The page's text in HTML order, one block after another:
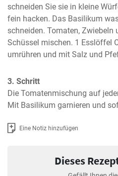
schneiden Sie sie in kleine
fein hacken. Das Basilikum
schneiden. Tomaten, Zwiebeln
Schüssel mischen. 1 Esslöffel
umrühren und mit Salz und
3. Schritt
Die Tomatenmischung auf
Mit Basilikum garnieren und
Eine Notiz hinzufügen
Dieses